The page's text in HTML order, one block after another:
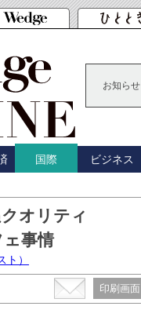
お知らせ
国際 ビジネス
オリティ
事情
ト）
印刷画面